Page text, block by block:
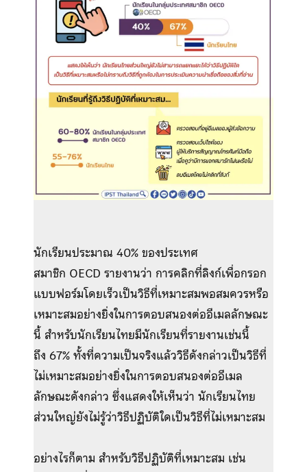
นักเรียนประมาณ 40% ของประเทศ
สมาชิก OECD รายงานว่า การคลิกที่ลิงก์เพื่อกรอก
แบบฟอร์มโดยเร็วเป็นวิธีที่เหมาะสมพอสมควรหรือ
เหมาะสมอย่างยิ่งในการตอบสนองต่ออีเมลลักษณะ
นี้ สำหรับนักเรียนไทยมีนักเรียนที่รายงานเช่นนี้
ถึง 67% ทั้งที่ความเป็นจริงแล้ววิธีดังกล่าวเป็นวิธีที่
ไม่เหมาะสมอย่างยิ่งในการตอบสนองต่ออีเมล
ลักษณะดังกล่าว ซึ่งแสดงให้เห็นว่า นักเรียนไทย
ส่วนใหญ่ยังไม่รู้ว่าวิธีปฏิบัติใดเป็นวิธีที่ไม่เหมาะสม
อย่างไรก็ตาม สำหรับวิธีปฏิบัติที่เหมาะสม เช่น